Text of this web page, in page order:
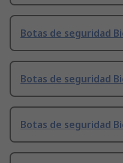
Botas de seguridad
Botas de seguridad
Botas de seguridad